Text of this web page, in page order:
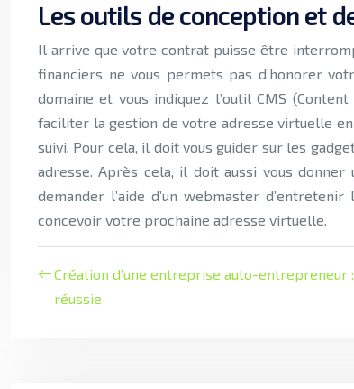
Les outils de conception et
Il arrive que votre contrat puisse être
financiers ne vous permets pas d’honorer
domaine et vous indiquez l’outil CMS
faciliter la gestion de votre adresse virtuelle
suivi. Pour cela, il doit vous guider sur les
adresse. Après cela, il doit aussi vous donner
demander l’aide d’un webmaster
concevoir votre prochaine adresse virtuelle.
Création d’une entreprise auto-entrepreneur
réussie